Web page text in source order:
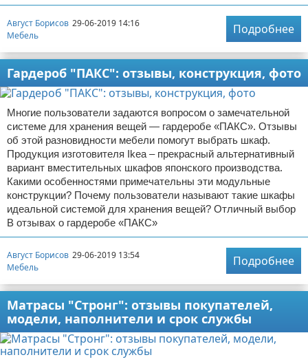
Август Борисов 29-06-2019 14:16
Мебель
Подробнее
Гардероб "ПАКС": отзывы, конструкция, фото
Многие пользователи задаются вопросом о замечательной
системе для хранения вещей — гардеробе «ПАКС». Отзывы
об этой разновидности мебели помогут выбрать шкаф.
Продукция изготовителя Ikea – прекрасный альтернативный
вариант вместительных шкафов японского производства.
Какими особенностями примечательны эти модульные
конструкции? Почему пользователи называют такие шкафы
идеальной системой для хранения вещей? Отличный выбор
В отзывах о гардеробе «ПАКС»
Август Борисов 29-06-2019 13:54
Мебель
Подробнее
Матрасы "Стронг": отзывы покупателей,
модели, наполнители и срок службы